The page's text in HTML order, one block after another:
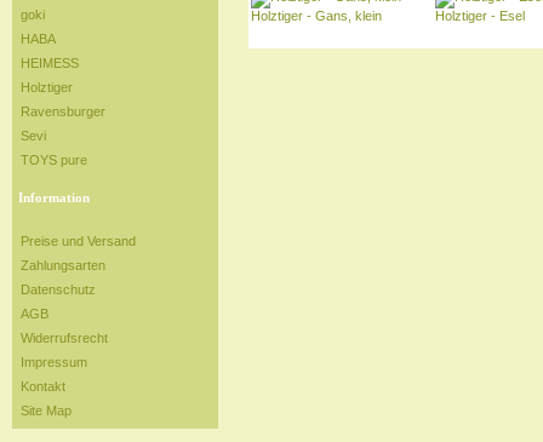
goki
HABA
HEIMESS
Holztiger
Ravensburger
Sevi
TOYS pure
Information
Preise und Versand
Zahlungsarten
Datenschutz
AGB
Widerrufsrecht
Impressum
Kontakt
Site Map
Holztiger - Gans, klein Holztiger - Esel